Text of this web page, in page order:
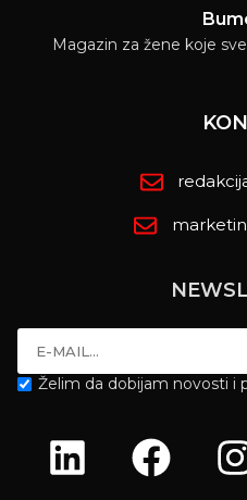
Magazin za žene koje
Želim da dobijam novosti i